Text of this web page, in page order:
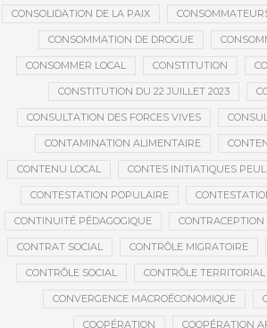
CONSOLIDATION DE LA PAIX
CONSOMMATION DE DROGUE
CONSOMMER LOCAL CONSTITUTION
CONSTITUTION DU 22 JUILLET 2023
CONSULTATION DES FORCES VIVES
CONTAMINATION ALIMENTAIRE
CONTENU LOCAL CONTES INITIATIQUES
CONTESTATION POPULAIRE
CONTINUITÉ PÉDAGOGIQUE CONTRACEPTION
CONTRAT SOCIAL CONTRÔLE MIGRATOIRE
CONTRÔLE SOCIAL CONTRÔLE TERRITORIAL
CONVERGENCE MACROÉCONOMIQUE
COOPÉRATION COOPÉRATION